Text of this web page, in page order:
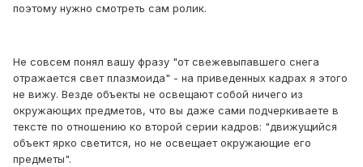
поэтому нужно смотреть сам ролик.
Не совсем понял вашу фразу "от свежевыпавшего снега
отражается свет плазмоида" - на приведенных кадрах я этого
не вижу. Везде объекты не освещают собой ничего из
окружающих предметов, что вы даже сами подчеркиваете в
тексте по отношению ко второй серии кадров: "движущийся
объект ярко светится, но не освещает окружающие его
предметы".